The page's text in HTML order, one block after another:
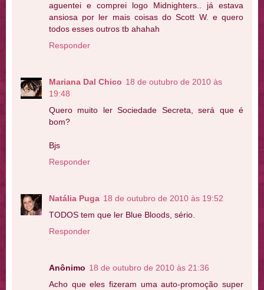
aguentei e comprei logo Midnighters.. já estava
ansiosa por ler mais coisas do Scott W. e quero
todos esses outros tb ahahah
Responder
Mariana Dal Chico 18 de outubro de 2010 às
19:48
Quero muito ler Sociedade Secreta, será que é
bom?
Bjs
Responder
Natália Puga 18 de outubro de 2010 às 19:52
TODOS tem que ler Blue Bloods, sério.
Responder
Anônimo 18 de outubro de 2010 às 21:36
Acho que eles fizeram uma auto-promoção super